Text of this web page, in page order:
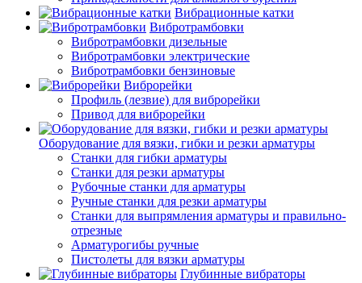
Вибрационные катки
Вибротрамбовки
Вибротрамбовки дизельные
Вибротрамбовки электрические
Вибротрамбовки бензиновые
Виброрейки
Профиль (лезвие) для виброрейки
Привод для виброрейки
Оборудование для вязки, гибки и резки арматуры
Станки для гибки арматуры
Станки для резки арматуры
Рубочные станки для арматуры
Ручные станки для резки арматуры
Станки для выпрямления арматуры и правильно-
отрезные
Арматурогибы ручные
Пистолеты для вязки арматуры
Глубинные вибраторы